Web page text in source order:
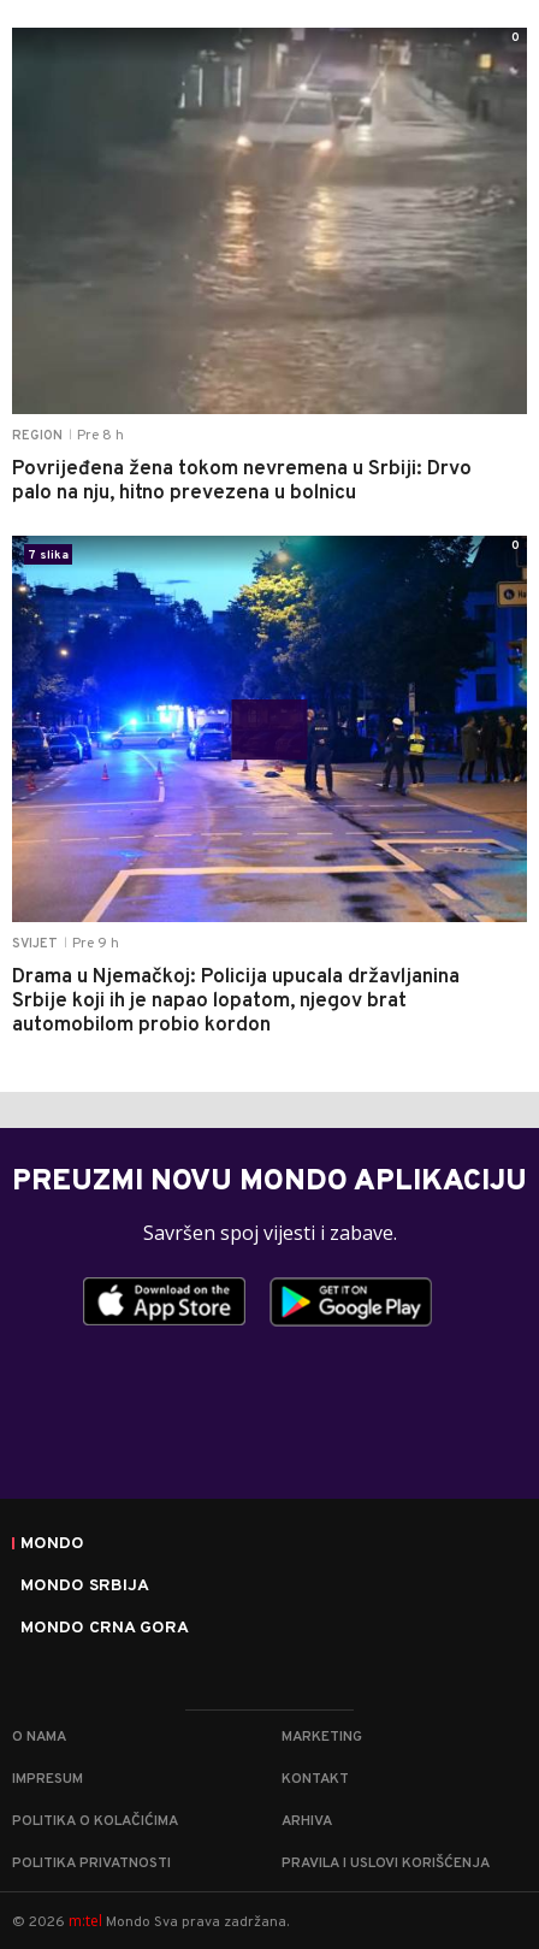
REGION Pre 8 h
Povrijeđena žena tokom nevremena u Srbiji: Drvo
palo na nju, hitno prevezena u bolnicu
0
SVIJET Pre 9 h
Drama u Njemačkoj: Policija upucala državljanina
Srbije koji ih je napao lopatom, njegov brat
automobilom probio kordon
7 slika
0
PREUZMI NOVU MONDO APLIKACIJU
Savršen spoj vijesti i zabave.
MONDO
MONDO SRBIJA
MONDO CRNA GORA
O NAMA MARKETING
IMPRESUM KONTAKT
POLITIKA O KOLAČIĆIMA ARHIVA
POLITIKA PRIVATNOSTI PRAVILA I USLOVI KORIŠĆENJA
© 2026 m:tel Mondo Sva prava zadržana.